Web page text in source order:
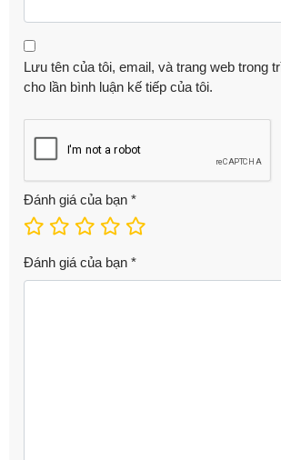
Lưu tên của tôi, email, và trang web trong
cho lần bình luận kế tiếp của tôi.
Đánh giá của bạn *
Đánh giá của bạn *